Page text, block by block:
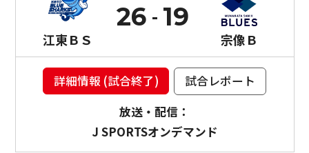
江東ＢＳ
26
宗像Ｂ
19
詳細情報 (試合終了)
試合レポート
放送・配信：
J SPORTSオンデマンド